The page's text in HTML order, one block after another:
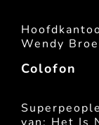
Wendy
Colofon